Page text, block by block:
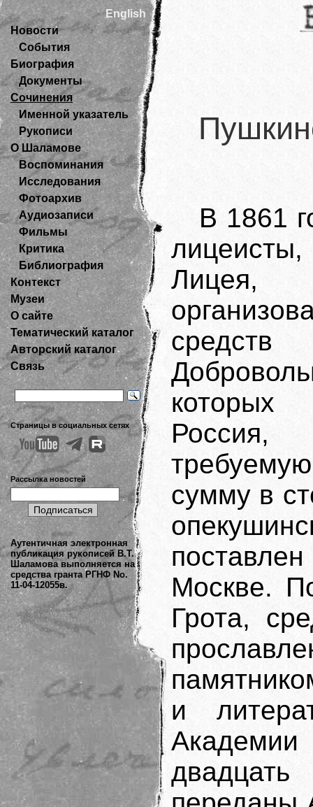
English
Новости
События
Биография
Документы
Сочинения
Именной указатель
Рукописи
О Шаламове
Воспоминания
Исследования
Фотоархив
Аудиозаписи
Фильмы
Критика
Библиография
Контекст
Музеи
О сайте
Тематический каталог
Авторский каталог
Связь
Страницы в социальных сетях
Рассылка новостей
Аутентичная электронная
публикация рукописей В.Т.
Шаламова выполняется на
средства гранта РГНФ No.
11-04-12055в.
В 1861
Лицея,
которых
Россия,
сумму в
Москве.
Грота,
и
Академии